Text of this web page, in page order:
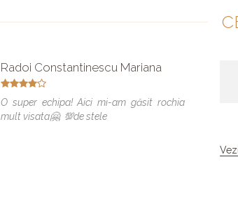
Radoi Constantinescu Mariana
O super echipa! Aici mi-am găsit rochia
mult visata🤗. 💯de stele